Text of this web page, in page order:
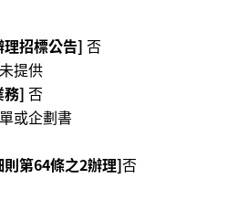
招標公告] 否
未提供
務] 否
或企劃書
第64條之2辦理]否